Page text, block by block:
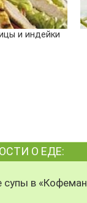
и индейки
О ЕДЕ:
в